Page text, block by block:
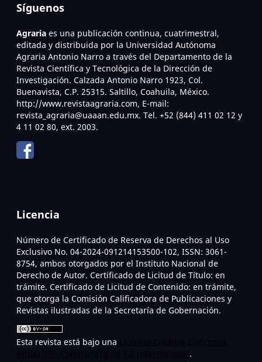
Síguenos
Agraria es una publicación continua, cuatrimestral,
editada y distribuida por la Universidad Autónoma
Agraria Antonio Narro a través del Departamento de la
Revista Científica y Tecnológica de la Dirección de
Investigación. Calzada Antonio Narro 1923, Col.
Buenavista, C.P. 25315. Saltillo, Coahuila, México.
http://www.revistaagraria.com, E-mail:
revista_agraria@uaaan.edu.mx. Tel. +52 (844) 411 02 12 y
4 11 02 80, ext. 2003.
Licencia
Número de Certificado de Reserva de Derechos al Uso
Exclusivo No. 04-2024-091214153500-102, ISSN: 3061-
8754, ambos otorgados por el Instituto Nacional de
Derecho de Autor. Certificado de Licitud de Título: en
trámite. Certificado de Licitud de Contenido: en trámite,
que otorga la Comisión Calificadora de Publicaciones y
Revistas ilustradas de la Secretaría de Gobernación.
Esta revista está bajo una
.